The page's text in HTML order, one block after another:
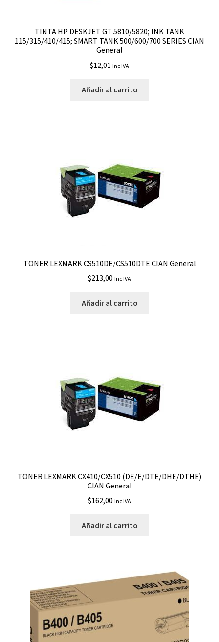
TINTA HP DESKJET GT 5810/5820; INK TANK
115/315/410/415; SMART TANK 500/600/700 SERIES CIAN
General
$12,01 Inc IVA
Añadir al carrito
TONER LEXMARK CS510DE/CS510DTE CIAN General
$213,00 Inc IVA
Añadir al carrito
TONER LEXMARK CX410/CX510 (DE/E/DTE/DHE/DTHE)
CIAN General
$162,00 Inc IVA
Añadir al carrito